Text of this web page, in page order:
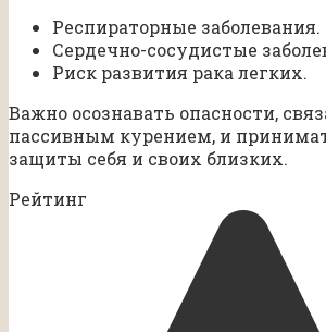
Респираторные заболевания.
Сердечно-сосудистые
Риск развития рака легких.
Важно осознавать опасности,
пассивным курением, и
защиты себя и своих близких.
Рейтинг